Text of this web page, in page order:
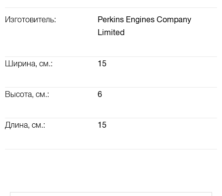
Изготовитель:
Perkins Engines Company
Limited
Ширина, см.: 15
Высота, см.: 6
Длина, см.: 15